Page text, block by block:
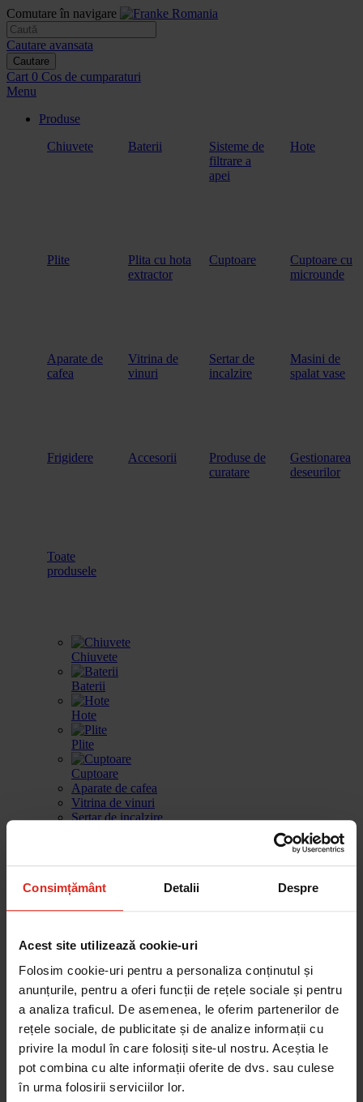
Consimțământ Detalii Despre
Acest site utilizează cookie-uri
Folosim cookie-uri pentru a personaliza conținutul și
anunțurile, pentru a oferi funcții de rețele sociale și pentru
a analiza traficul. De asemenea, le oferim partenerilor de
rețele sociale, de publicitate și de analize informații cu
privire la modul în care folosiți site-ul nostru. Aceștia le
pot combina cu alte informații oferite de dvs. sau culese
în urma folosirii serviciilor lor.
Comutare în navigare
Cautare avansata
Cautare
Cart 0 Cos de cumparaturi
Menu
Produse
Chiuvete
Baterii
Sisteme de
filtrare a
apei
Hote
Plite
Plita cu hota
extractor
Cuptoare
Cuptoare cu
microunde
Aparate de
cafea
Vitrina de
vinuri
Sertar de
incalzire
Masini de
spalat vase
Frigidere Accesorii
Produse de
curatare
Gestionarea
deseurilor
Toate
produsele
Chiuvete
Baterii
Hote
Plite
Cuptoare
Aparate de cafea
Vitrina de vinuri
Sertar de incalzire
Gestionarea deseurilor
Piese de schimb
Cautare dupa produse
Cautare dupa piesa
Cautare dupa produse
Cautare dupa piesa
Catalog
Cum aleg